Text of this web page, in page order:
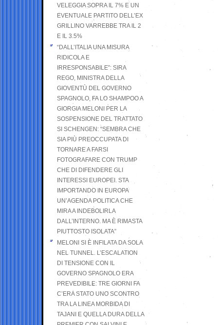
VELEGGIA SOPRA IL 7% E UN
EVENTUALE PARTITO DELL’EX
GRILLINO VARREBBE TRA IL 2
E IL 3.5%
“DALL’ITALIA UNA MISURA
RIDICOLA E
IRRESPONSABILE”: SIRA
REGO, MINISTRA DELLA
GIOVENTÙ DEL GOVERNO
SPAGNOLO, FA LO SHAMPOO A
GIORGIA MELONI PER LA
SOSPENSIONE DEL TRATTATO
SI SCHENGEN: “SEMBRA CHE
SIA PIÙ PREOCCUPATA DI
TORNARE A FARSI
FOTOGRAFARE CON TRUMP
CHE DI DIFENDERE GLI
INTERESSI EUROPEI. STA
IMPORTANDO IN EUROPA
UN’AGENDA POLITICA CHE
MIRA A INDEBOLIRLA
DALL’INTERNO. MA È RIMASTA
PIUTTOSTO ISOLATA”
MELONI SI È INFILATA DA SOLA
NEL TUNNEL. L’ESCALATION
DI TENSIONE CON IL
GOVERNO SPAGNOLO ERA
PREVEDIBILE: TRE GIORNI FA
C’ERA STATO UNO SCONTRO
TRA LA LINEA MORBIDA DI
TAJANI E QUELLA DURA DELLA